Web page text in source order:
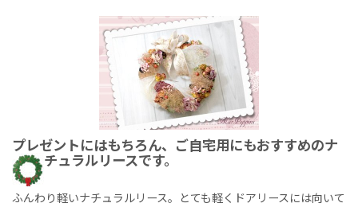
プレゼントにはもちろん、ご自宅用にもおすすめのナ
チュラルリースです。
ふんわり軽いナチュラルリース。とても軽くドアリースには向いて